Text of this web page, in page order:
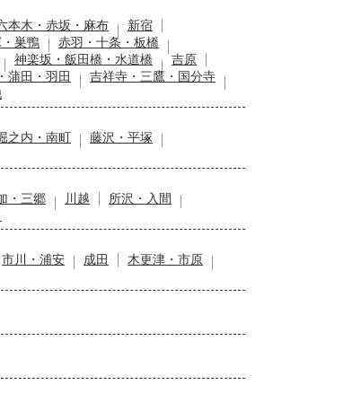
本木・赤坂・麻布
新宿
巣鴨
赤羽・十条・板橋
神楽坂・飯田橋・水道橋
吉原
蒲田・羽田
吉祥寺・三鷹・国分寺
之内・南町
藤沢・平塚
・三郷 川越
所沢・入間
市川・浦安 成田
木更津・市原